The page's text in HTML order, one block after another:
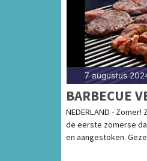
7 augustus
BARBECUE
NEDERLAND -
de eerste zomerse
en aangestoken.